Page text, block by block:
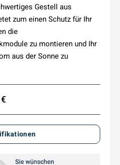
Gestell aus
zum einen Schutz für Ihr
die
zu montieren und Ihr
aus der Sonne zu